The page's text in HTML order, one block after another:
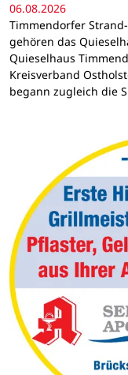
06.08.2026
Timmendorfer
gehören das
Quieselhaus
Kreisverband
begann zugleich die